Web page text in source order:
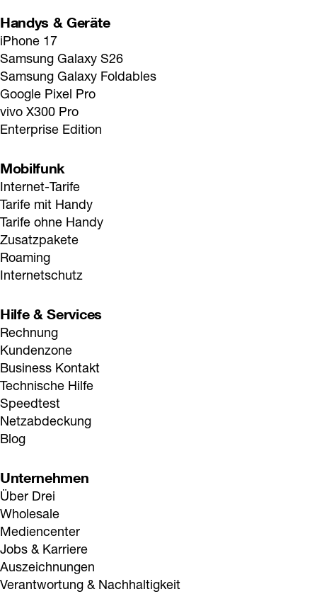
Handys & Geräte
iPhone 17
Samsung Galaxy S26
Samsung Galaxy Foldables
Google Pixel Pro
vivo X300 Pro
Enterprise Edition
Mobilfunk
Internet-Tarife
Tarife mit Handy
Tarife ohne Handy
Zusatzpakete
Roaming
Internetschutz
Hilfe & Services
Rechnung
Kundenzone
Business Kontakt
Technische Hilfe
Speedtest
Netzabdeckung
Blog
Unternehmen
Über Drei
Wholesale
Mediencenter
Jobs & Karriere
Auszeichnungen
Verantwortung & Nachhaltigkeit